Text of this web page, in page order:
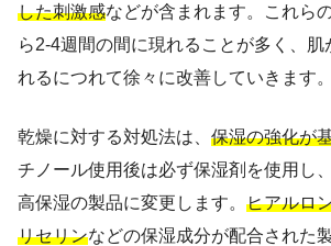
した刺激感などが含まれます。これら
ら2-4週間の間に現れることが多く、
れるにつれて徐々に改善していきます。
乾燥に対する対処法は、 保湿の強化が
チノール使用後は必ず保湿剤を使用し
高保湿の製品に変更します。 ヒアルロ
リセリンなどの保湿成分が配合された